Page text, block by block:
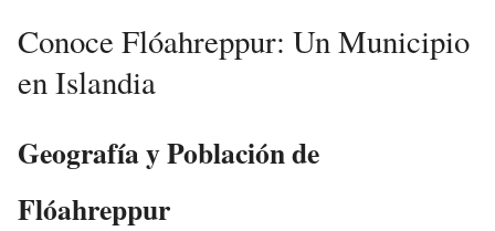
Conoce Flóahreppur: Un Municipio
en Islandia
Geografía y Población de
Flóahreppur